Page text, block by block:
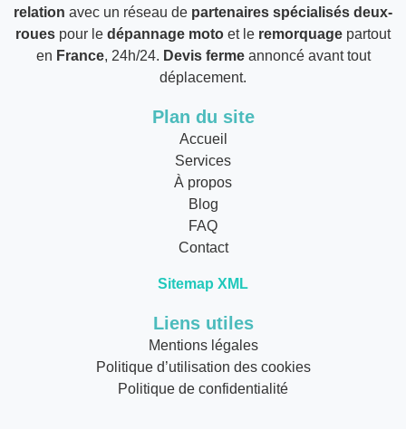
relation avec un réseau de partenaires spécialisés deux-
roues pour le dépannage moto et le remorquage partout
en France, 24h/24. Devis fermeannoncé avant tout
déplacement.
Plan du site
Accueil
Services
À propos
Blog
FAQ
Contact
Sitemap XML
Liens utiles
Mentions légales
Politique d’utilisation des cookies
Politique de confidentialité